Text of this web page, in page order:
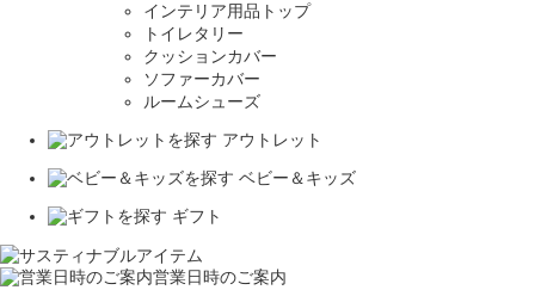
インテリア用品トップ
トイレタリー
クッションカバー
ソファーカバー
ルームシューズ
アウトレット
ベビー＆キッズ
ギフト
営業日時のご案内